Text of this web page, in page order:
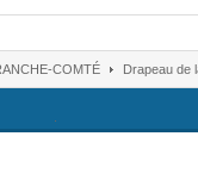
COMTÉ Drapeau de